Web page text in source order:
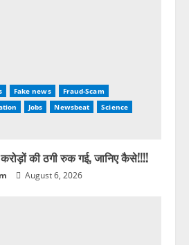
Fake news
Fraud-Scam
Jobs Newsbeat
Science
की ठगी रुक गई, जानिए कैसे!!!!
August 6, 2026